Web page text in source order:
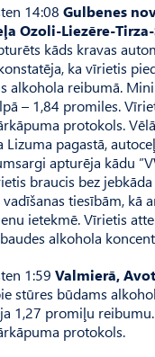
14:08 Gulbenes
Ozoli-Liezēre-
kāds kravas
ka vīrietis
alkohola reibumā.
– 1,84 promiles.
protokols.
Lizuma pagastā,
apturēja kādu
braucis bez
tiesībām, kā
ietekmē. Vīrietis
alkohola
1:59 Valmierā,
stūres būdams
1,27 promiļu
protokols.